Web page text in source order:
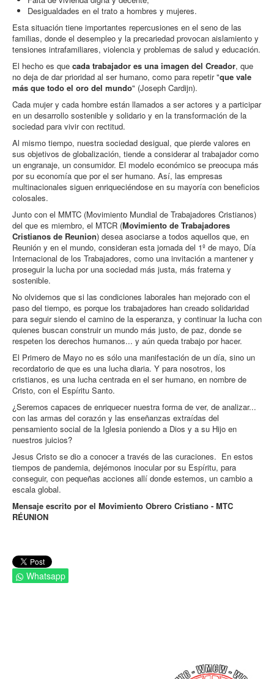
Desigualdades en el trato a hombres y mujeres.
Esta situación tiene importantes repercusiones en el seno de las
familias, donde el desempleo y la precariedad provocan aislamiento y
tensiones intrafamiliares, violencia y problemas de salud y educación.
El hecho es que cada trabajador es una imagen del Creador, que
no deja de dar prioridad al ser humano, como para repetir "que vale
más que todo el oro del mundo" (Joseph Cardijn).
Cada mujer y cada hombre están llamados a ser actores y a participar
en un desarrollo sostenible y solidario y en la transformación de la
sociedad para vivir con rectitud.
Al mismo tiempo, nuestra sociedad desigual, que pierde valores en
sus objetivos de globalización, tiende a considerar al trabajador como
un engranaje, un consumidor. El modelo económico se preocupa más
por su economía que por el ser humano. Así, las empresas
multinacionales siguen enriqueciéndose en su mayoría con beneficios
colosales.
Junto con el MMTC (Movimiento Mundial de Trabajadores Cristianos)
del que es miembro, el MTCR (Movimiento de Trabajadores
Cristianos de Reunion) desea asociarse a todos aquellos que, en
Reunión y en el mundo, consideran esta jornada del 1º de mayo, Día
Internacional de los Trabajadores, como una invitación a mantener y
proseguir la lucha por una sociedad más justa, más fraterna y
sostenible.
No olvidemos que si las condiciones laborales han mejorado con el
paso del tiempo, es porque los trabajadores han creado solidaridad
para seguir siendo el camino de la esperanza, y continuar la lucha con
quienes buscan construir un mundo más justo, de paz, donde se
respeten los derechos humanos... y aún queda trabajo por hacer.
El Primero de Mayo no es sólo una manifestación de un día, sino un
recordatorio de que es una lucha diaria. Y para nosotros, los
cristianos, es una lucha centrada en el ser humano, en nombre de
Cristo, con el Espíritu Santo.
¿Seremos capaces de enriquecer nuestra forma de ver, de analizar...
con las armas del corazón y las enseñanzas extraídas del
pensamiento social de la Iglesia poniendo a Dios y a su Hijo en
nuestros juicios?
Jesus Cristo se dio a conocer a través de las curaciones. En estos
tiempos de pandemia, dejémonos inocular por su Espíritu, para
conseguir, con pequeñas acciones allí donde estemos, un cambio a
escala global.
Mensaje escrito por el Movimiento Obrero Cristiano - MTC
RÉUNION
Whatsapp